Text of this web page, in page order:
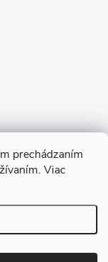
prechádzaním
Viac
vyhradené.